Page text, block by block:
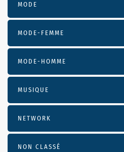
MODE
MODE-FEMME
MODE-HOMME
MUSIQUE
NETWORK
NON CLASSÉ